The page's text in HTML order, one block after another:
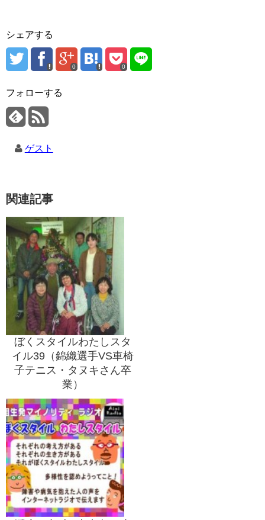
シェアする
0 0
フォローする
ゲスト
関連記事
ぼくスタイルわたしスタ
イル39（錦織選手VS車椅
子テニス・タヌキさん卒
業）